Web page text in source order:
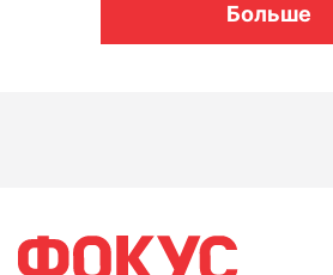
Больше